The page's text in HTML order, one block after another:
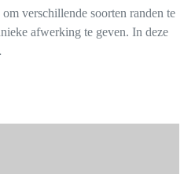
verschillende soorten randen te
afwerking te geven. In deze